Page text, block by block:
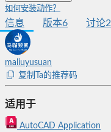
如何安装动作？
信息 版本6 讨论2
maliuyusuan
复制Ta的推荐码
适用于
AutoCAD Application